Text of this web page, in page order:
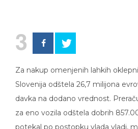
3
Slovenija odštela 26,7 milijona
davka na dodano vrednost.
za eno vozila odštela dobrih
potekal po postopku vlada vladi,